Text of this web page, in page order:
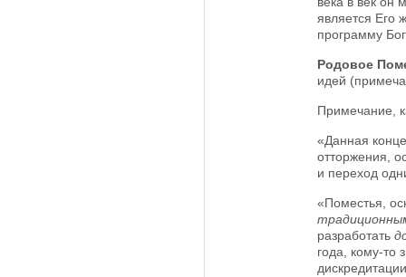
является Его
программу
Родовое
идей
Примечание,
«Данная
отторжения,
и переход
«Поместья,
разработать
года, кому-то